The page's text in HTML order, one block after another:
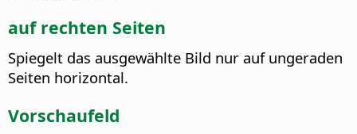
auf rechten Seiten
Spiegelt das ausgewählte Bild nur auf ungeraden
Seiten horizontal.
Vorschaufeld